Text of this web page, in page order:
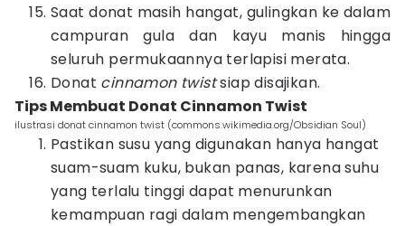
Saat donat masih hangat, gulingkan ke dalam
campuran gula dan kayu manis hingga
seluruh permukaannya terlapisi merata.
Donat cinnamon twistsiap disajikan.
Tips Membuat Donat Cinnamon Twist
ilustrasi donat cinnamon twist (commons.wikimedia.org/Obsidian Soul)
Pastikan susu yang digunakan hanya hangat
suam-suam kuku, bukan panas, karena suhu
yang terlalu tinggi dapat menurunkan
kemampuan ragi dalam mengembangkan